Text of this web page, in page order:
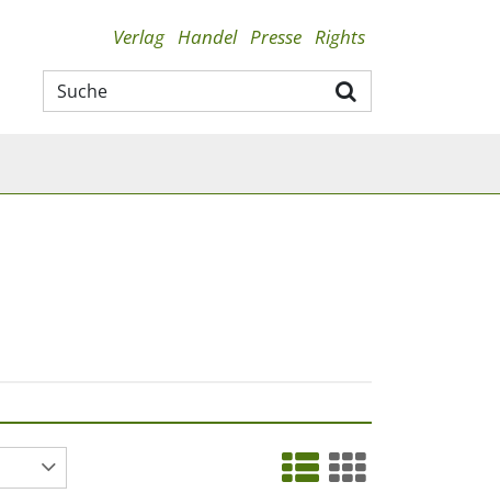
Verlag Handel Presse Rights